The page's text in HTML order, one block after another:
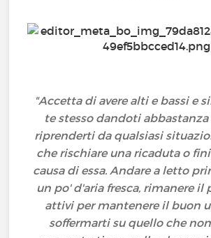
"Accetta di avere alti e bassi e
te stesso dandoti
riprenderti da qualsiasi
che rischiare una ricaduta o
causa di essa. Andare a letto
un po' d'aria fresca, rimanere il
attivi per mantenere il buon
soffermarti su quello che